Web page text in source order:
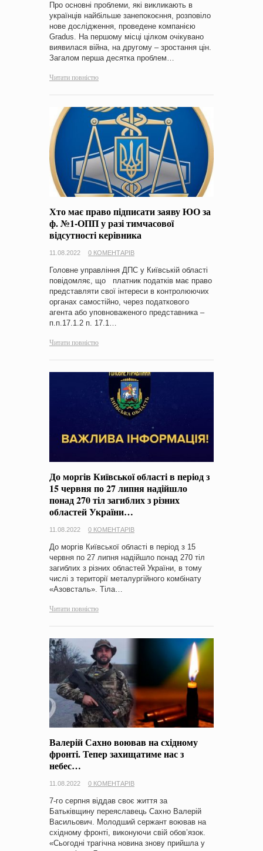
Про основні проблеми, які викликають в
українців найбільше занепокоєння, розповіло
нове дослідження, проведене компанією
Gradus. На першому місці цілком очікувано
виявилася війна, на другому – зростання цін.
Загалом перша десятка проблем…
Читати повністю
Хто має право підписати заяву ЮО за
ф. №1-ОПП у разі тимчасової
відсутності керівника
11.08.2022 0 КОМЕНТАРІВ
Головне управління ДПС у Київській області
повідомляє, що платник податків має право
представляти свої інтереси в контролюючих
органах самостійно, через податкового
агента або уповноваженого представника –
п.п.17.1.2 п. 17.1…
Читати повністю
До моргів Київської області в період з
15 червня по 27 липня надійшло
понад 270 тіл загиблих з різних
областей України…
11.08.2022 0 КОМЕНТАРІВ
До моргів Київської області в період з 15
червня по 27 липня надійшло понад 270 тіл
загиблих з різних областей України, в тому
числі з території металургійного комбінату
«Азовсталь». Тіла…
Читати повністю
Валерій Сахно воював на східному
фронті. Тепер захищатиме нас з
небес…
11.08.2022 0 КОМЕНТАРІВ
7-го серпня віддав своє життя за
Батьківщину переяславець Сахно Валерій
Васильович. Молодший сержант воював на
східному фронті, виконуючи свій обов’язок.
«Сьогодні трагічна новина знову прийшла у